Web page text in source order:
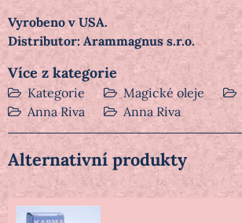
Vyrobeno v USA.
Distributor: Arammagnus s.r.o.
Více z kategorie
Kategorie Magické oleje
Anna Riva
Anna Riva
Alternativní produkty